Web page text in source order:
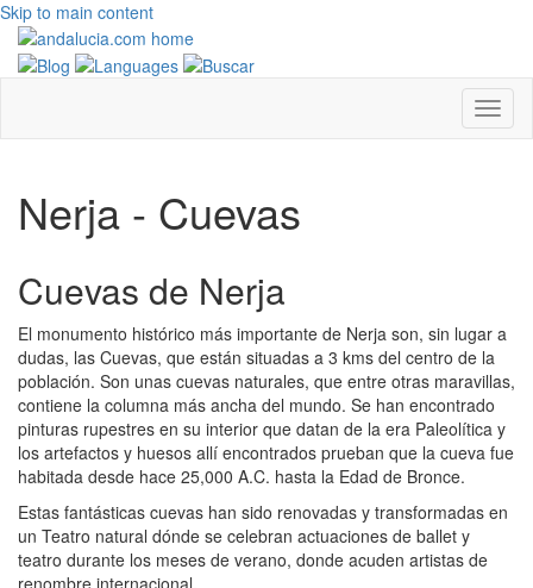
Skip to main content
Nerja - Cuevas
Cuevas de Nerja
El monumento histórico más importante de Nerja son, sin lugar a
dudas, las Cuevas, que están situadas a 3 kms del centro de la
población. Son unas cuevas naturales, que entre otras maravillas,
contiene la columna más ancha del mundo. Se han encontrado
pinturas rupestres en su interior que datan de la era Paleolítica y
los artefactos y huesos allí encontrados prueban que la cueva fue
habitada desde hace 25,000 A.C. hasta la Edad de Bronce.
Estas fantásticas cuevas han sido renovadas y transformadas en
un Teatro natural dónde se celebran actuaciones de ballet y
teatro durante los meses de verano, donde acuden artistas de
renombre internacional.